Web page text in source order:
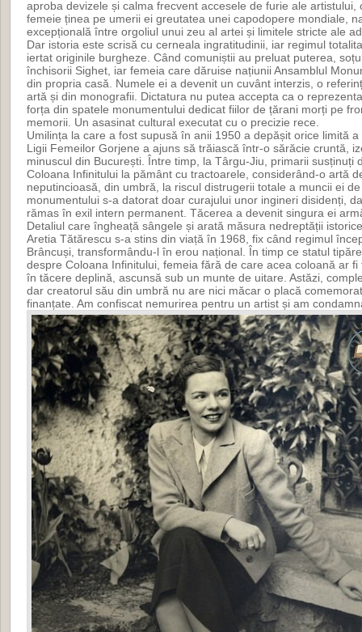
aproba devizele și calma frecvent accesele de furie ale
femeie ținea pe umerii ei greutatea unei capodopere mondiale,
excepțională între orgoliul unui zeu al artei și limitele stricte ale
Dar istoria este scrisă cu cerneala ingratitudinii, iar regimul
iertat originile burgheze. Când comuniștii au preluat puterea,
închisorii Sighet, iar femeia care dăruise națiunii Ansamblul
din propria casă. Numele ei a devenit un cuvânt interzis, o
artă și din monografii. Dictatura nu putea accepta ca o
forța din spatele monumentului dedicat fiilor de țărani morți pe
memorii. Un asasinat cultural executat cu o precizie rece.
Umilința la care a fost supusă în anii 1950 a depășit orice limită
Ligii Femeilor Gorjene a ajuns să trăiască într-o sărăcie cruntă,
minuscul din București. Între timp, la Târgu-Jiu, primarii susținuți
Coloana Infinitului la pământ cu tractoarele, considerând-o artă
neputincioasă, din umbră, la riscul distrugerii totale a muncii ei
monumentului s-a datorat doar curajului unor ingineri disidenți,
rămas în exil intern permanent. Tăcerea a devenit singura ei
Detaliul care îngheață sângele și arată măsura nedreptății
Aretia Tătărescu s-a stins din viață în 1968, fix când regimul
Brâncuși, transformându-l în erou național. În timp ce statul
despre Coloana Infinitului, femeia fără de care acea coloană ar
în tăcere deplină, ascunsă sub un munte de uitare. Astăzi,
dar creatorul său din umbră nu are nici măcar o placă
finanțate. Am confiscat nemurirea pentru un artist și am